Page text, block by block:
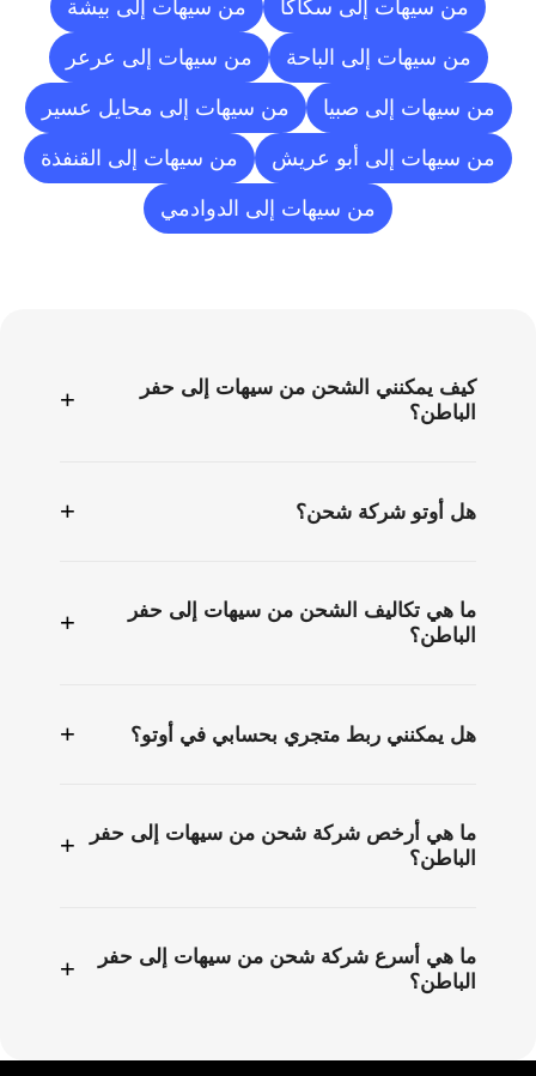
من سيهات إلى سكاكا من سيهات إلى بيشة
من سيهات إلى الباحة من سيهات إلى عرعر
من سيهات إلى صبيا من سيهات إلى محايل عسير
من سيهات إلى أبو عريش من سيهات إلى القنفذة
من سيهات إلى الدوادمي
كيف يمكنني الشحن من سيهات إلى حفر
الباطن؟
+
هل أوتو شركة شحن؟ +
ما هي تكاليف الشحن من سيهات إلى حفر
الباطن؟
+
هل يمكنني ربط متجري بحسابي في أوتو؟ +
ما هي أرخص شركة شحن من سيهات إلى حفر
الباطن؟
+
ما هي أسرع شركة شحن من سيهات إلى حفر
الباطن؟
+